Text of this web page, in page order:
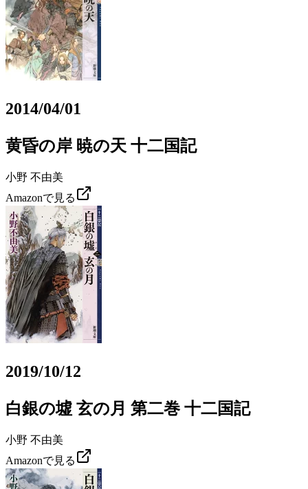
2014/04/01
黄昏の岸 暁の天 十二国記
小野 不由美
Amazonで見る
2019/10/12
白銀の墟 玄の月 第二巻 十二国記
小野 不由美
Amazonで見る